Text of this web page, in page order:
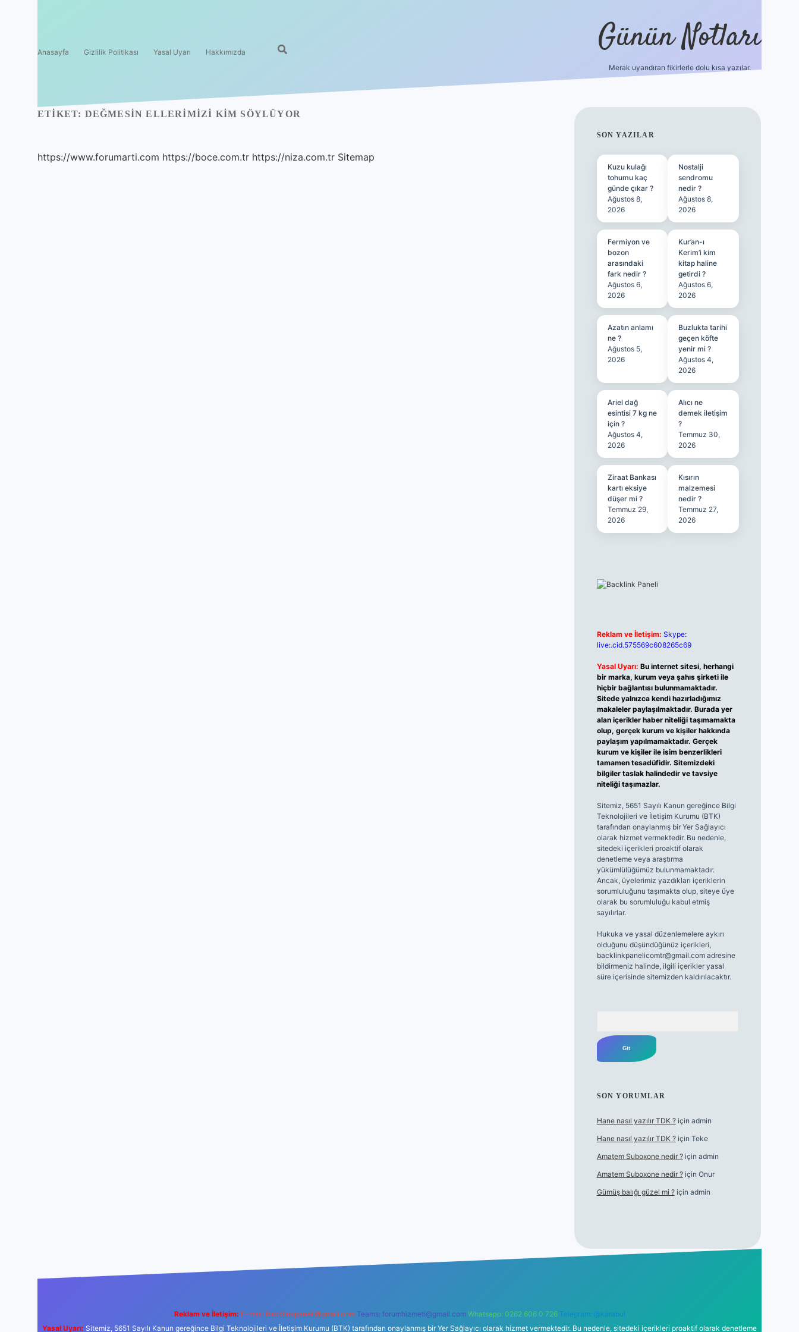
Anasayfa Gizlilik Politikası Yasal Uyarı Hakkımızda Günün Notları
Merak uyandıran fikirlerle dolu kısa yazılar.
ETIKET: DEĞMESIN ELLERIMIZI KIM SÖYLÜYOR
https://www.forumarti.com https://boce.com.tr https://niza.com.tr Sitemap
SIDEBAR
SON YAZILAR
Kuzu kulağı
tohumu kaç
günde çıkar ?
Ağustos 8,
2026
Nostalji
sendromu
nedir ?
Ağustos 8,
2026
Fermiyon ve
bozon
arasındaki
fark nedir ?
Ağustos 6,
2026
Kur’an-ı
Kerim’i kim
kitap haline
getirdi ?
Ağustos 6,
2026
Azatın anlamı
ne ?
Ağustos 5,
2026
Buzlukta tarihi
geçen köfte
yenir mi ?
Ağustos 4,
2026
Ariel dağ
esintisi 7 kg ne
için ?
Ağustos 4,
2026
Alıcı ne
demek iletişim
?
Temmuz 30,
2026
Ziraat Bankası
kartı eksiye
düşer mi ?
Temmuz 29,
2026
Kısırın
malzemesi
nedir ?
Temmuz 27,
2026
Reklam ve İletişim: Skype:
live:.cid.575569c608265c69
Yasal Uyarı: Bu internet sitesi, herhangi
bir marka, kurum veya şahıs şirketi ile
hiçbir bağlantısı bulunmamaktadır.
Sitede yalnızca kendi hazırladığımız
makaleler paylaşılmaktadır. Burada yer
alan içerikler haber niteliği taşımamakta
olup, gerçek kurum ve kişiler hakkında
paylaşım yapılmamaktadır. Gerçek
kurum ve kişiler ile isim benzerlikleri
tamamen tesadüfidir. Sitemizdeki
bilgiler taslak halindedir ve tavsiye
niteliği taşımazlar.
Sitemiz, 5651 Sayılı Kanun gereğince Bilgi
Teknolojileri ve İletişim Kurumu (BTK)
tarafından onaylanmış bir Yer Sağlayıcı
olarak hizmet vermektedir. Bu nedenle,
sitedeki içerikleri proaktif olarak
denetleme veya araştırma
yükümlülüğümüz bulunmamaktadır.
Ancak, üyelerimiz yazdıkları içeriklerin
sorumluluğunu taşımakta olup, siteye üye
olarak bu sorumluluğu kabul etmiş
sayılırlar.
Hukuka ve yasal düzenlemelere aykırı
olduğunu düşündüğünüz içerikleri,
backlinkpanelicomtr@gmail.comadresine
bildirmeniz halinde, ilgili içerikler yasal
süre içerisinde sitemizden kaldırılacaktır.
SON YORUMLAR
Hane nasıl yazılır TDK ?için admin
Hane nasıl yazılır TDK ?için Teke
Amatem Suboxone nedir ?için admin
Amatem Suboxone nedir ?için Onur
Gümüş balığı güzel mi ?için admin
https://
Reklam ve İletişim: E-mail: backlinkpaneli@gmail.com Teams: forumhizmeti@gmail.com Whatsapp: 0262 606 0 726 Telegram: @karabul
Yasal Uyarı: Sitemiz, 5651 Sayılı Kanun gereğince Bilgi Teknolojileri ve İletişim Kurumu (BTK) tarafından onaylanmış bir Yer Sağlayıcı olarak hizmet vermektedir. Bu nedenle, sitedeki içerikleri proaktif olarak denetleme